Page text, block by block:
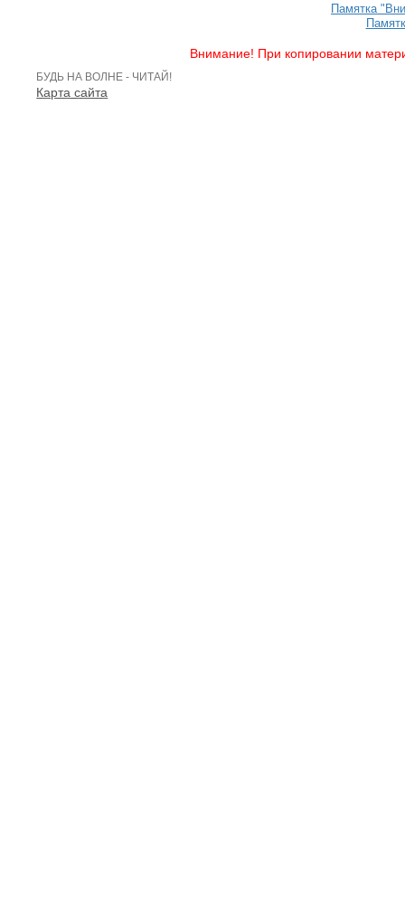
Памятка
Внимание! При копировании
БУДЬ НА ВОЛНЕ - ЧИТАЙ!
Карта сайта